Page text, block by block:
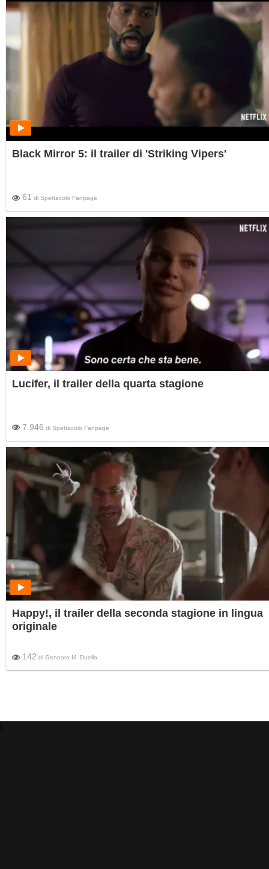
Black Mirror 5: il trailer di 'Striking Vipers'
61 di Spettacolo Fanpage
Lucifer, il trailer della quarta stagione
7.946 di Spettacolo Fanpage
Happy!, il trailer della seconda stagione in lingua
originale
142 di Gennaro M. Duello